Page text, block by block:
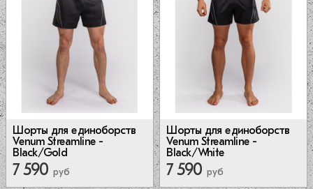
Шорты для единоборств
Venum Streamline -
Black/Gold
7 590 руб
Шорты для единоборств
Venum Streamline -
Black/White
7 590 руб